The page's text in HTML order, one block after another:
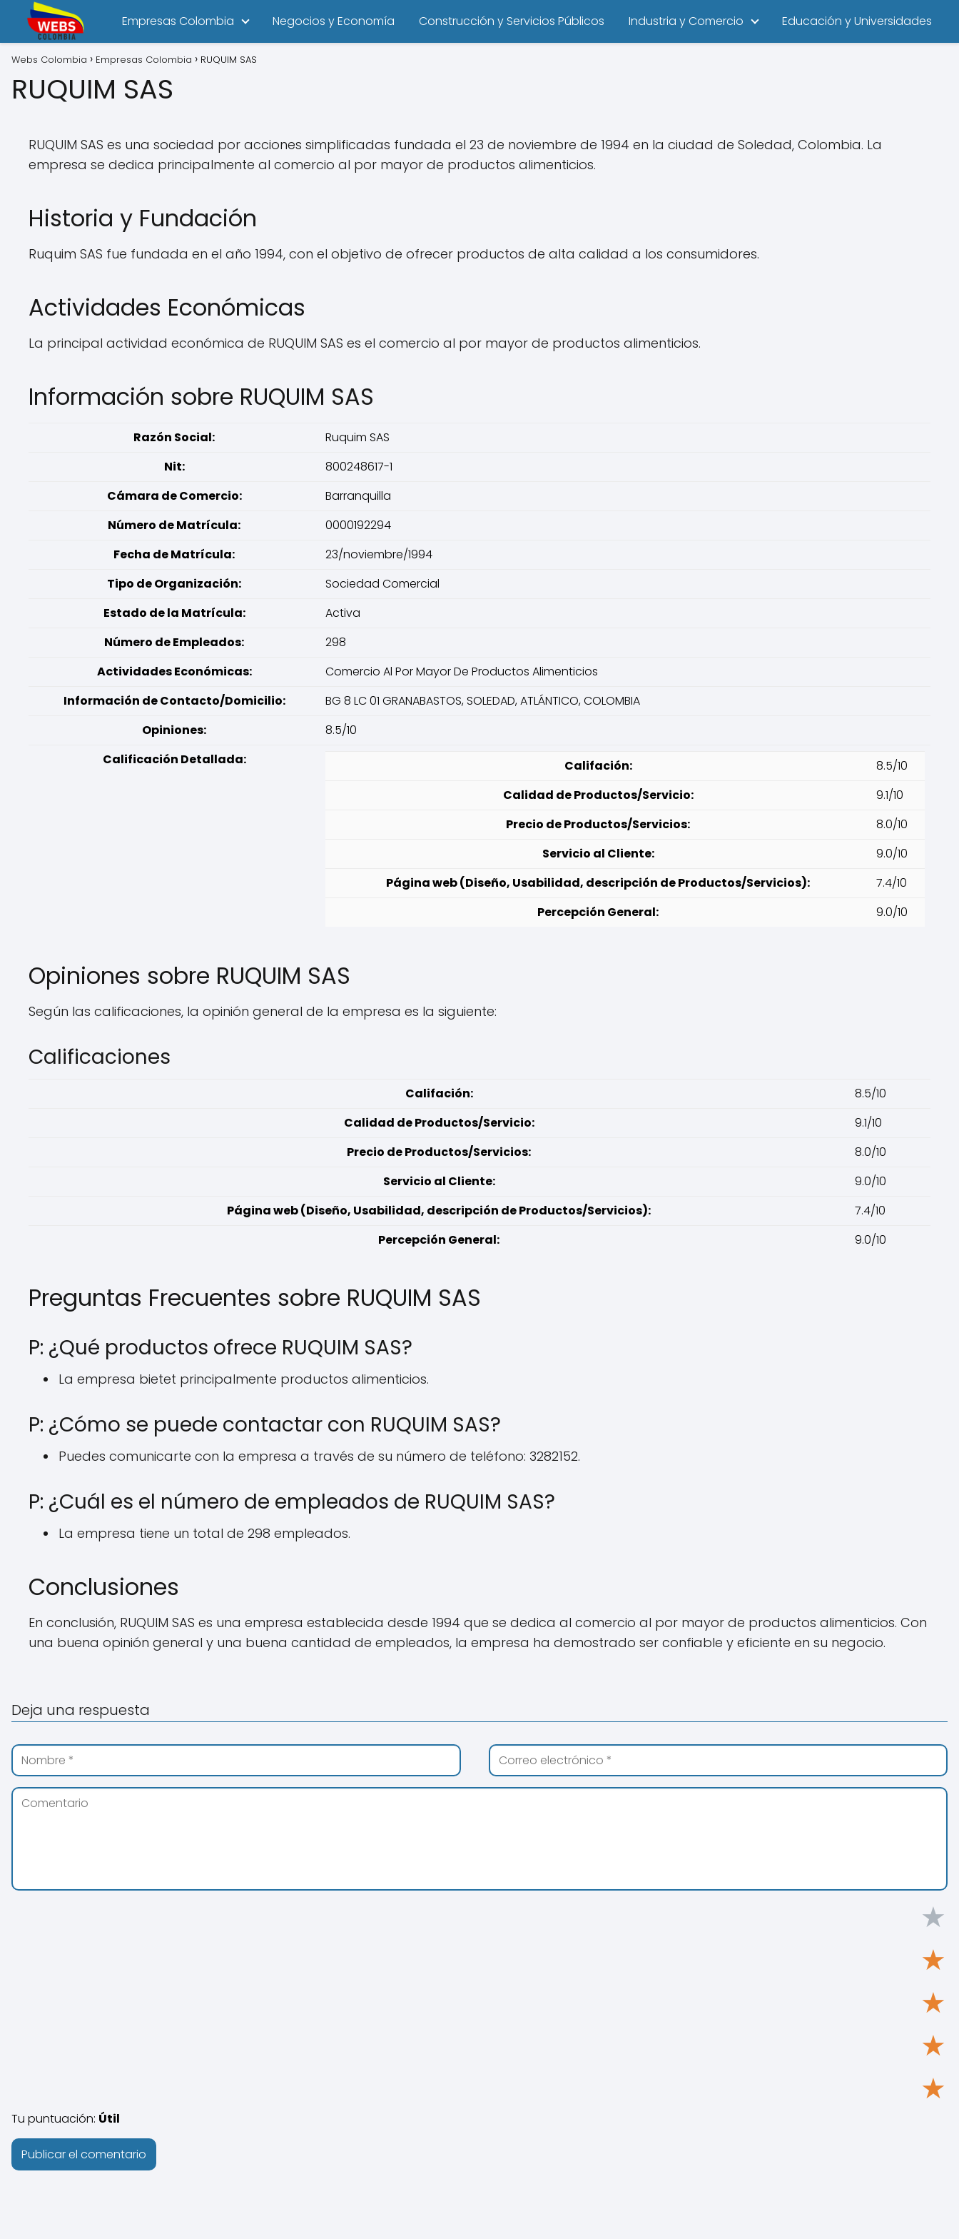
Empresas Colombia Negocios y Economía Construcción y Servicios Públicos Industria y Comercio Educación y Universidades
Webs Colombia Empresas Colombia RUQUIM SAS
RUQUIM SAS
RUQUIM SAS es una sociedad por acciones simplificadas fundada el 23 de noviembre de 1994 en la ciudad de Soledad, Colombia. La
empresa se dedica principalmente al comercio al por mayor de productos alimenticios.
Historia y Fundación
Ruquim SAS fue fundada en el año 1994, con el objetivo de ofrecer productos de alta calidad a los consumidores.
Actividades Económicas
La principal actividad económica de RUQUIM SAS es el comercio al por mayor de productos alimenticios.
Información sobre RUQUIM SAS
Razón Social:
Ruquim SAS
Nit:
800248617-1
Cámara de Comercio:
Barranquilla
Número de Matrícula:
0000192294
Fecha de Matrícula:
23/noviembre/1994
Tipo de Organización:
Sociedad Comercial
Estado de la Matrícula:
Activa
Número de Empleados:
298
Actividades Económicas:
Comercio Al Por Mayor De Productos Alimenticios
Información de Contacto/Domicilio:
BG 8 LC 01 GRANABASTOS, SOLEDAD, ATLÁNTICO, COLOMBIA
Opiniones:
8.5/10
Calificación Detallada:
Califación:
8.5/10
Calidad de Productos/Servicio:
9.1/10
Precio de Productos/Servicios:
8.0/10
Servicio al Cliente:
9.0/10
Página web (Diseño, Usabilidad, descripción de Productos/Servicios):
7.4/10
Percepción General:
9.0/10
Opiniones sobre RUQUIM SAS
Según las calificaciones, la opinión general de la empresa es la siguiente:
Calificaciones
Califación:
8.5/10
Calidad de Productos/Servicio:
9.1/10
Precio de Productos/Servicios:
8.0/10
Servicio al Cliente:
9.0/10
Página web (Diseño, Usabilidad, descripción de Productos/Servicios):
7.4/10
Percepción General:
9.0/10
Preguntas Frecuentes sobre RUQUIM SAS
P: ¿Qué productos ofrece RUQUIM SAS?
La empresa bietet principalmente productos alimenticios.
P: ¿Cómo se puede contactar con RUQUIM SAS?
Puedes comunicarte con la empresa a través de su número de teléfono: 3282152.
P: ¿Cuál es el número de empleados de RUQUIM SAS?
La empresa tiene un total de 298 empleados.
Conclusiones
En conclusión, RUQUIM SAS es una empresa establecida desde 1994 que se dedica al comercio al por mayor de productos alimenticios. Con
una buena opinión general y una buena cantidad de empleados, la empresa ha demostrado ser confiable y eficiente en su negocio.
Deja una respuesta
★
★
★
★
★
Tu puntuación: Útil